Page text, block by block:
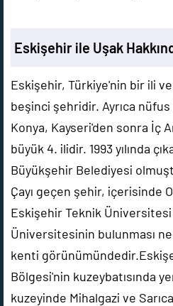
Eskişehir ile Uşak
Eskişehir, Türkiye'nin bir ili
beşinci şehridir. Ayrıca nüfus
Konya, Kayseri'den sonra İç
büyük 4. ilidir. 1993 yılında
Büyükşehir Belediyesi
Çayı geçen şehir, içerisinde
Eskişehir Teknik
Üniversitesinin bulunması
kenti
Bölgesi'nin kuzeybatısında
kuzeyinde Mihalgazi ve